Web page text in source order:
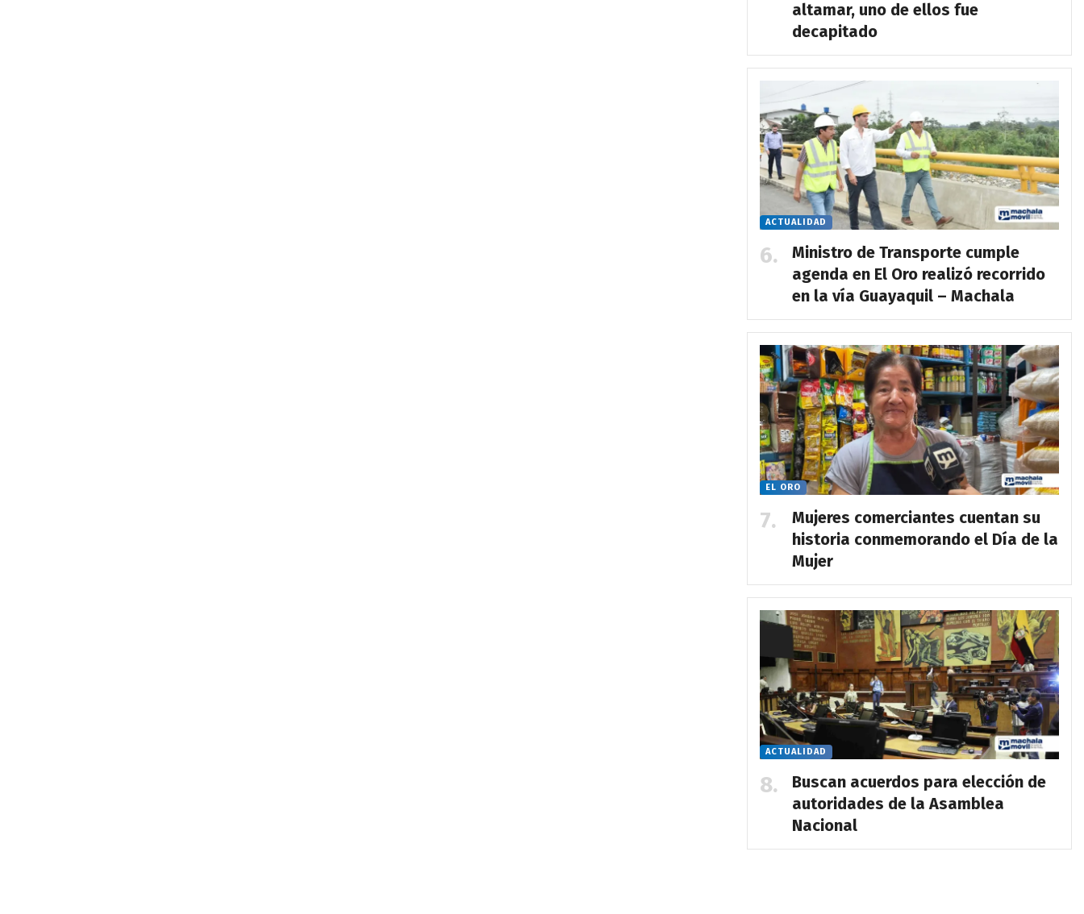
altamar, uno de ellos fue
decapitado
ACTUALIDAD
Ministro de Transporte cumple
agenda en El Oro realizó recorrido
en la vía Guayaquil – Machala
EL ORO
Mujeres comerciantes cuentan su
historia conmemorando el Día de la
Mujer
ACTUALIDAD
Buscan acuerdos para elección de
autoridades de la Asamblea
Nacional